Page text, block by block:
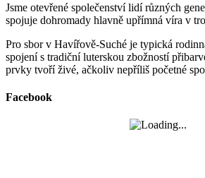
Jsme otevřené společenství lidí různých
spojuje dohromady hlavně upřímná víra v
Pro sbor v Havířově-Suché je typická
spojení s tradiční luterskou zbožností
prvky tvoří živé, ačkoliv nepříliš početné
Facebook